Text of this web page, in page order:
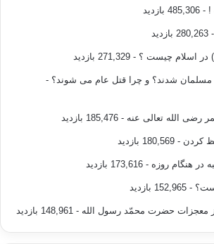
! - 485,306 بازدید
- 280,263 بازدید
در اسلام چیست ؟ - 271,329 بازدید
مسلمان شدند؟ و چرا قتل عام می شوند؟ -
رضی الله تعالی عنه - 185,476 بازدید
کردن - 180,569 بازدید
در هنگام روزه - 173,616 بازدید
- 152,965 بازدید
معجزات حضرت محمّد رسول الله - 148,961 بازدید